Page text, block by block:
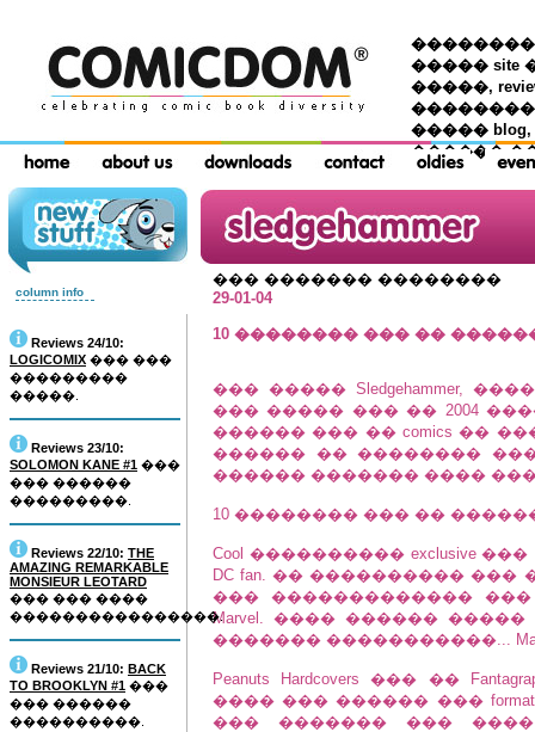
���������
����� site
�����,
����� blog,
������
column info
Reviews 24/10:
LOGICOMIX ��� ���
���������
�����.
Reviews 23/10:
SOLOMON KANE #1 ���
��� ������
���������.
Reviews 22/10: THE
AMAZING REMARKABLE
MONSIEUR LEOTARD
��� ��� ����
����������������.
Reviews 21/10: BACK
TO BROOKLYN #1 ���
��� ������
����������.
��� ������� ��������
29-01-04
10 �������� ��� ��
��� ����� Sledgehammer,
��� ����� ��� �� 2004
������ ��� �� comics ��
������ �� ��������
������ ������� ���� ������.
10 �������� ��� ��
Cool ���������� exclusive
DC fan. �� ����������
��� �������������
Marvel. ���� ������
������� �����������... Magic
Peanuts Hardcovers ��� ��
���� ��� ������ ���
��� ������� ���